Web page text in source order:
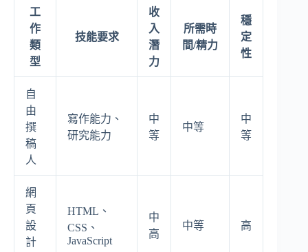
工
作
類
型
技能要求
收
入
潛
力
所需時
間/精力
穩
定
性
自
由
撰
稿
人
寫作能力、
研究能力
中
等
中等
中
等
網
頁
設
計
HTML、
CSS、
JavaScript
中
高
中等 高